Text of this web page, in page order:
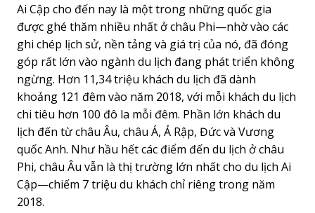
Ai Cập cho đến nay là một trong những quốc gia
được ghé thăm nhiều nhất ở châu Phi—nhờ vào các
ghi chép lịch sử, nền tảng và giá trị của nó, đã đóng
góp rất lớn vào ngành du lịch đang phát triển không
ngừng. Hơn 11,34 triệu khách du lịch đã dành
khoảng 121 đêm vào năm 2018, với mỗi khách du lịch
chi tiêu hơn 100 đô la mỗi đêm. Phần lớn khách du
lịch đến từ châu Âu, châu Á, Ả Rập, Đức và Vương
quốc Anh. Như hầu hết các điểm đến du lịch ở châu
Phi, châu Âu vẫn là thị trường lớn nhất cho du lịch Ai
Cập—chiếm 7 triệu du khách chỉ riêng trong năm
2018.